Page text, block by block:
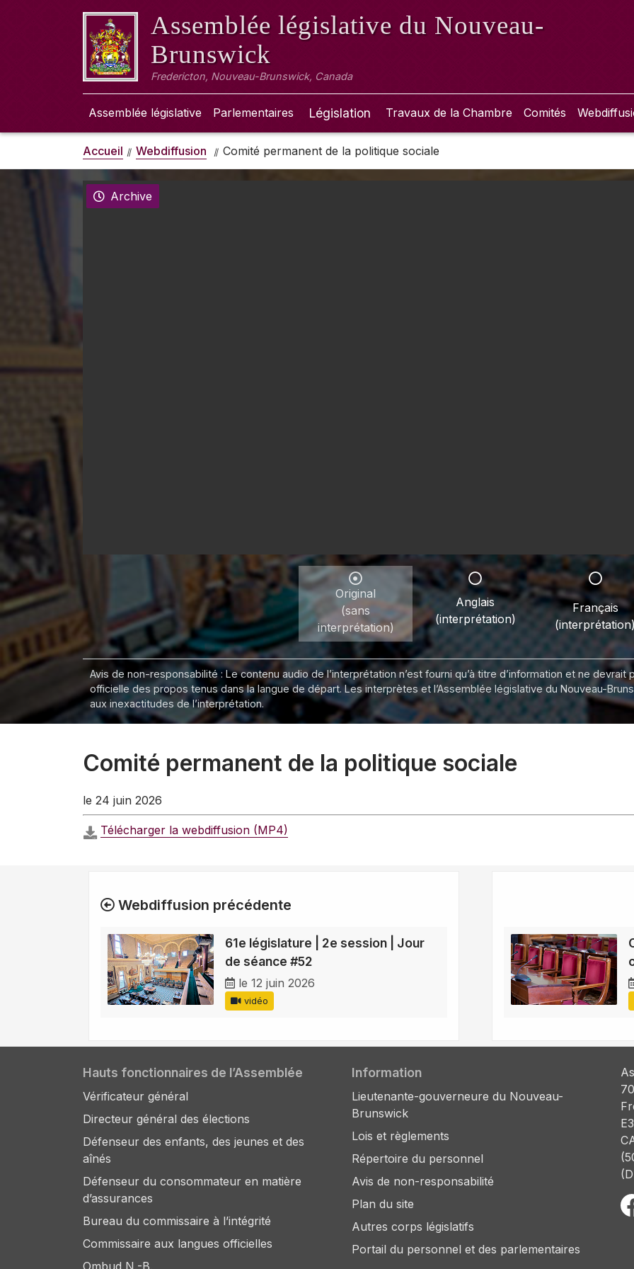
Assemblée législative du Nouveau-
Brunswick
Fredericton, Nouveau-Brunswick, Canada
Assemblée législative Parlementaires Législation Travaux de la Chambre Comités
Accueil Webdiffusion Comité permanent de la politique sociale
Archive
Original
(sans
interprétation)
Anglais
(interprétation)
Français
Avis de non-responsabilité : Le contenu audio de l’interprétation n’est fourni qu’à titre d’information et ne
officielle des propos tenus dans la langue de départ. Les interprètes et l’Assemblée législative du Nouveau-
aux inexactitudes de l’interprétation.
Comité permanent de la politique sociale
le 24 juin 2026
Télécharger la webdiffusion (MP4)
Webdiffusion précédente
61e législature | 2e session | Jour
de séance #52
le 12 juin 2026
vidéo
Hauts fonctionnaires de l’Assemblée
Vérificateur général
Directeur général des élections
Défenseur des enfants, des jeunes et des
aînés
Défenseur du consommateur en matière
d’assurances
Bureau du commissaire à l’intégrité
Commissaire aux langues officielles
Information
Lieutenante-gouverneure du Nouveau-
Brunswick
Lois et règlements
Répertoire du personnel
Avis de non-responsabilité
Plan du site
Autres corps législatifs
Portail du personnel et des parlementaires